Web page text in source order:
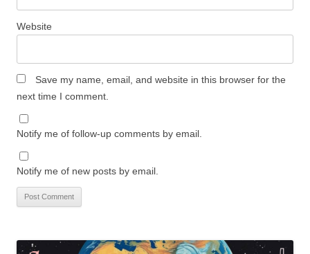
Website
Save my name, email, and website in this browser for the
next time I comment.
Notify me of follow-up comments by email.
Notify me of new posts by email.